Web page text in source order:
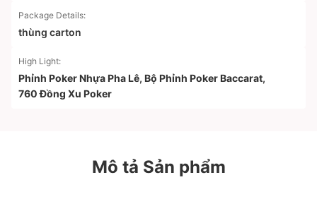
Package Details:
thùng carton
High Light:
Phỉnh Poker Nhựa Pha Lê, Bộ Phỉnh Poker Baccarat,
760 Đồng Xu Poker
Mô tả Sản phẩm